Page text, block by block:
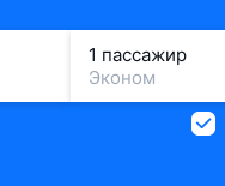
1 пассажир
Эконом